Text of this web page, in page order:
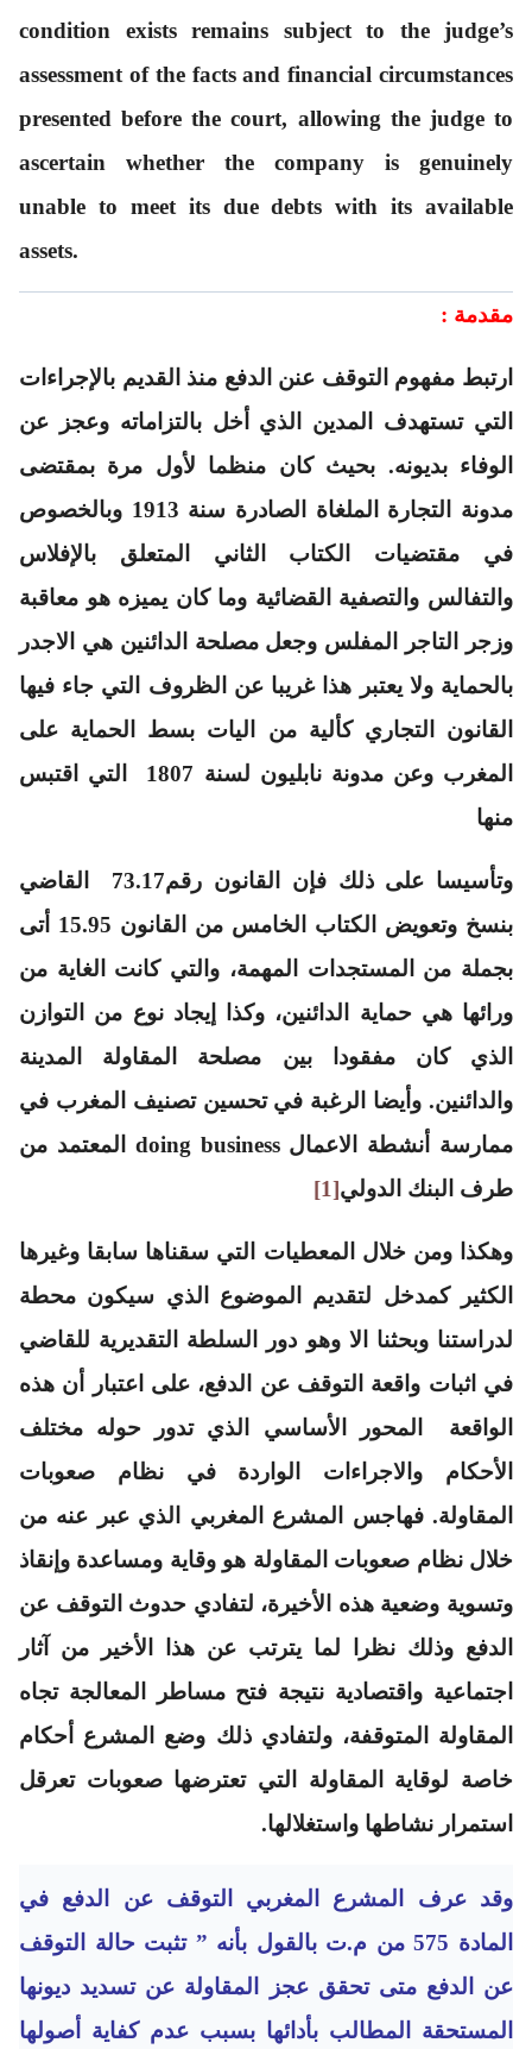
condition exists remains subject to the judge’s
assessment of the facts and financial circumstances
presented before the court, allowing the judge to
ascertain whether the company is genuinely
unable to meet its due debts with its available
assets.
مقدمة :
ارتبط مفهوم التوقف عنن الدفع منذ القديم بالإجراءات
التي تستهدف المدين الذي أخل بالتزاماته وعجز عن
الوفاء بديونه. بحيث كان منظما لأول مرة بمقتضى
مدونة التجارة الملغاة الصادرة سنة 1913 وبالخصوص
في مقتضيات الكتاب الثاني المتعلق بالإفلاس
والتفالس والتصفية القضائية وما كان يميزه هو معاقبة
وزجر التاجر المفلس وجعل مصلحة الدائنين هي الاجدر
بالحماية ولا يعتبر هذا غريبا عن الظروف التي جاء فيها
القانون التجاري كألية من اليات بسط الحماية على
المغرب وعن مدونة نابليون لسنة 1807 التي اقتبس
منها
وتأسيسا على ذلك فإن القانون رقم73.17 القاضي
بنسخ وتعويض الكتاب الخامس من القانون 15.95 أتى
بجملة من المستجدات المهمة، والتي كانت الغاية من
ورائها هي حماية الدائنين، وكذا إيجاد نوع من التوازن
الذي كان مفقودا بين مصلحة المقاولة المدينة
والدائنين. وأيضا الرغبة في تحسين تصنيف المغرب في
ممارسة أنشطة الاعمال doing business المعتمد من
طرف البنك الدولي[1]
وهكذا ومن خلال المعطيات التي سقناها سابقا وغيرها
الكثير كمدخل لتقديم الموضوع الذي سيكون محطة
لدراستنا وبحثنا الا وهو دور السلطة التقديرية للقاضي
في اثبات واقعة التوقف عن الدفع، على اعتبار أن هذه
الواقعة المحور الأساسي الذي تدور حوله مختلف
الأحكام والاجراءات الواردة في نظام صعوبات
المقاولة. فهاجس المشرع المغربي الذي عبر عنه من
خلال نظام صعوبات المقاولة هو وقاية ومساعدة وإنقاذ
وتسوية وضعية هذه الأخيرة، لتفادي حدوث التوقف عن
الدفع وذلك نظرا لما يترتب عن هذا الأخير من آثار
اجتماعية واقتصادية نتيجة فتح مساطر المعالجة تجاه
المقاولة المتوقفة، ولتفادي ذلك وضع المشرع أحكام
خاصة لوقاية المقاولة التي تعترضها صعوبات تعرقل
استمرار نشاطها واستغلالها.
وقد عرف المشرع المغربي التوقف عن الدفع في
المادة 575 من م.ت بالقول بأنه ”
تثبت حالة التوقف
عن الدفع متى تحقق عجز المقاولة عن تسديد ديونها
المستحقة المطالب بأدائها بسبب عدم كفاية أصولها